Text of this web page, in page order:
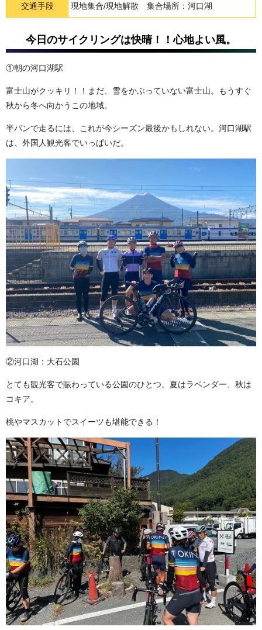
交通手段 現地集合/現地解散 集合場所：河口湖
今日のサイクリングは快晴！！心地よい風。
①朝の河口湖駅
富士山がクッキリ！！まだ、雪をかぶっていない富士山。もうすぐ
秋から冬へ向かうこの地域。
半パンで走るには、これが今シーズン最後かもしれない。河口湖駅
は、外国人観光客でいっぱいだ。
②河口湖：大石公園
とても観光客で賑わっている公園のひとつ。夏はラベンダー、秋は
コキア。
桃やマスカットでスイーツも堪能できる！